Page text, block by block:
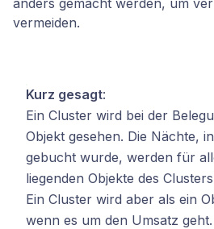
anders gemacht werden, um
vermeiden.
Kurz gesagt:
Ein Cluster wird bei der
Objekt gesehen. Die Nächte,
gebucht wurde, werden für
liegenden Objekte des
Ein Cluster wird aber als ein
wenn es um den Umsatz